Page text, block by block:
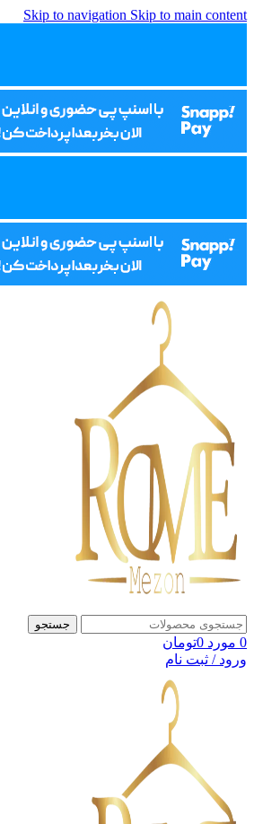
Skip to navigation Skip to main content
جستجو
0 مورد 0تومان
ورود / ثبت نام